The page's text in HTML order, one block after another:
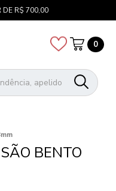
DE R$ 700,00
0
BENTO